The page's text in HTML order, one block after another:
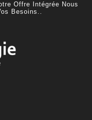
Offre Intégrée Nous
Besoins..